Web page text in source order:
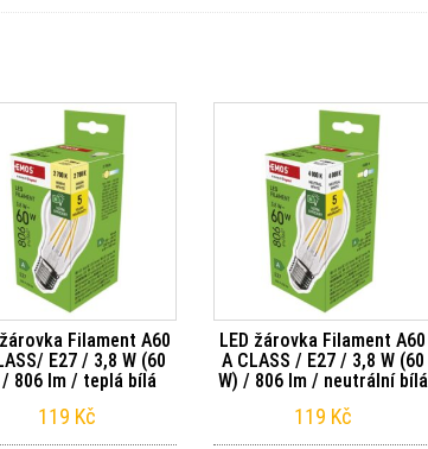
Filament A60
E27 / 3,8 W (60
/ 806 lm / teplá bílá
119 Kč
LED žárovka Filament A60
A CLASS / E27 / 3,8 W (60
W) / 806 lm / neutrální bílá
119 Kč